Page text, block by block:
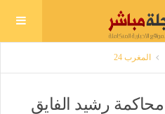
المغرب 24
رشيد الفايق